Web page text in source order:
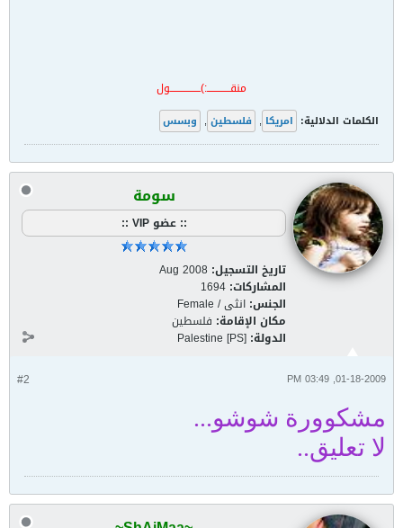
منقـــــــــــــ:)ـــــــــــــــــول
الكلمات الدلالية: امريكا , فلسطين , وبسس
سومة
:: عضو VIP ::
تاريخ التسجيل: Aug 2008
المشاركات: 1694
الجنس: انثى / Female
مكان الإقامة: فلسطين
الدولة: Palestine [PS]
#2 01-18-2009, 03:49 PM
مشكوورة شوشو...
لا تعليق..